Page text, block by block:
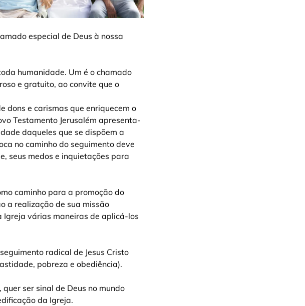
especial de Deus à nossa
humanidade. Um é o chamado
e gratuito, ao convite que o
dons e carismas que enriquecem o
Testamento Jerusalém apresenta-
daqueles que se dispõem a
no caminho do seguimento deve
seus medos e inquietações para
caminho para a promoção do
a realização de sua missão
Igreja várias maneiras de aplicá-los
radical de Jesus Cristo
pobreza e obediência).
ser sinal de Deus no mundo
da Igreja.